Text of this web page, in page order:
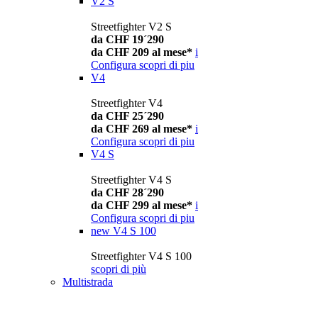
Streetfighter V2 S
da CHF 19´290
da CHF 209 al mese* i
Configura scopri di piu
V4
Streetfighter V4
da CHF 25´290
da CHF 269 al mese* i
Configura scopri di piu
V4 S
Streetfighter V4 S
da CHF 28´290
da CHF 299 al mese* i
Configura scopri di piu
new V4 S 100
Streetfighter V4 S 100
scopri di più
Multistrada